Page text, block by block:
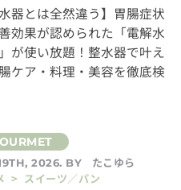
水器とは全然違う】胃腸症状
効果が認められた「電解水
が使い放題！整水器で叶え
ケア・料理・美容を徹底検
2026. BY
たこゆら
> スイーツ／パン